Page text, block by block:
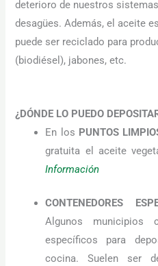
deterioro de nuestros
desagües. Además, el aceite
puede ser reciclado para
(biodiésel), jabones, etc.
¿DÓNDE LO PUEDO
En los PUNTOS
gratuita el aceite
Información
CONTENEDORES
Algunos municipios
específicos para
cocina. Suelen ser